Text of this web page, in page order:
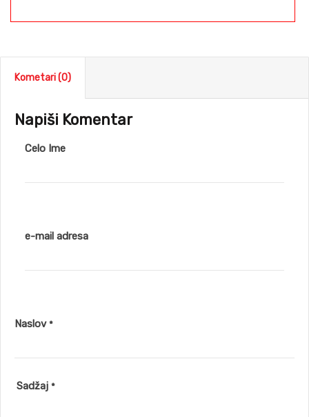
Kometari (0)
Napiši Komentar
Celo Ime
e-mail adresa
Naslov *
Sadžaj *